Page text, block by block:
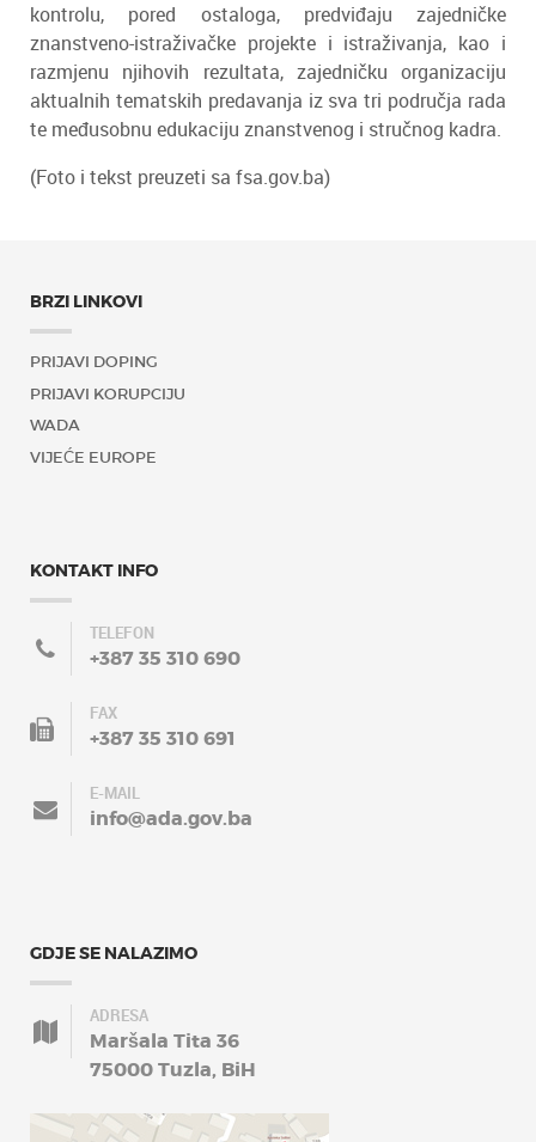
kontrolu, pored ostaloga, predviđaju zajedničke
znanstveno-istraživačke projekte i istraživanja, kao i
razmjenu njihovih rezultata, zajedničku organizaciju
aktualnih tematskih predavanja iz sva tri područja rada
te međusobnu edukaciju znanstvenog i stručnog kadra.
(Foto i tekst preuzeti sa fsa.gov.ba)
BRZI LINKOVI
PRIJAVI DOPING
PRIJAVI KORUPCIJU
WADA
VIJEĆE EUROPE
KONTAKT INFO
TELEFON
+387 35 310 690
FAX
+387 35 310 691
E-MAIL
info@ada.gov.ba
GDJE SE NALAZIMO
ADRESA
Maršala Tita 36
75000 Tuzla, BiH